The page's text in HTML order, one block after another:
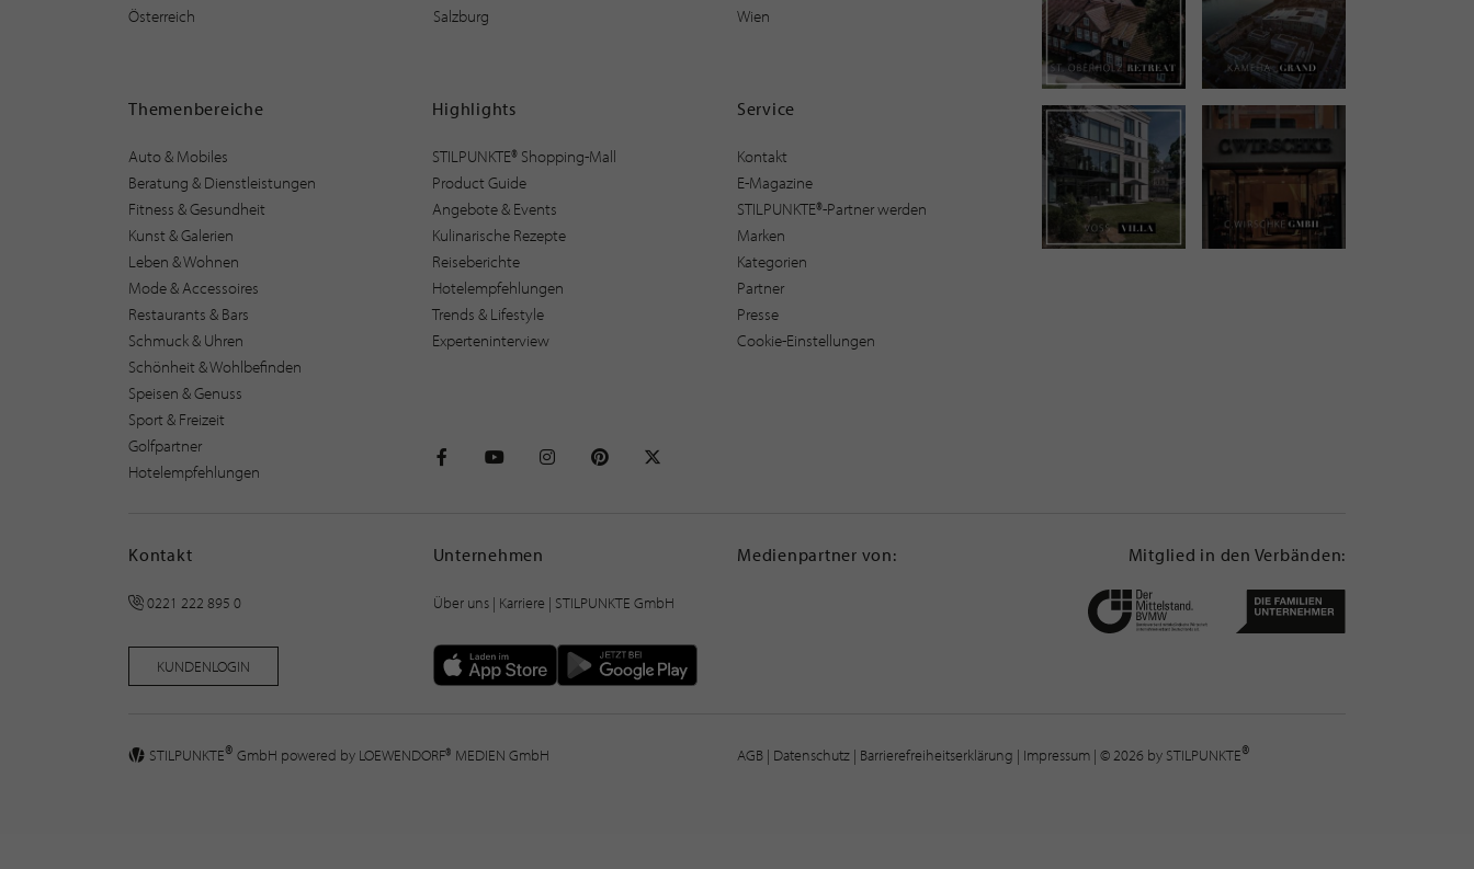
Österreich Salzburg Wien
Themenbereiche
Auto & Mobiles
Beratung & Dienstleistungen
Fitness & Gesundheit
Kunst & Galerien
Leben & Wohnen
Mode & Accessoires
Restaurants & Bars
Schmuck & Uhren
Schönheit & Wohlbefinden
Speisen & Genuss
Sport & Freizeit
Golfpartner
Hotelempfehlungen
Highlights
STILPUNKTE® Shopping-Mall
Product Guide
Angebote & Events
Kulinarische Rezepte
Reiseberichte
Hotelempfehlungen
Trends & Lifestyle
Experteninterview
Service
Kontakt
E-Magazine
STILPUNKTE®-Partner werden
Marken
Kategorien
Partner
Presse
Cookie-Einstellungen
Kontakt
0221 222 895 0
KUNDENLOGIN
Unternehmen
Über uns| Karriere | STILPUNKTE GmbH
Medienpartner von: Mitglied in den Verbänden:
STILPUNKTE® GmbH powered by LOEWENDORF® MEDIEN GmbH AGB | Datenschutz | Barrierefreiheitserklärung | Impressum | © 2026 by STILPUNKTE®